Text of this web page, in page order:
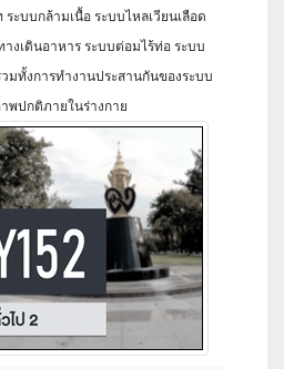
ะบบกล้ามเนื้อ ระบบไหลเวียนเลือด
งเดินอาหาร ระบบต่อมไร้ท่อ ระบบ
ทั้งการทำงานประสานกันของระบบ
พปกติภายในร่างกาย